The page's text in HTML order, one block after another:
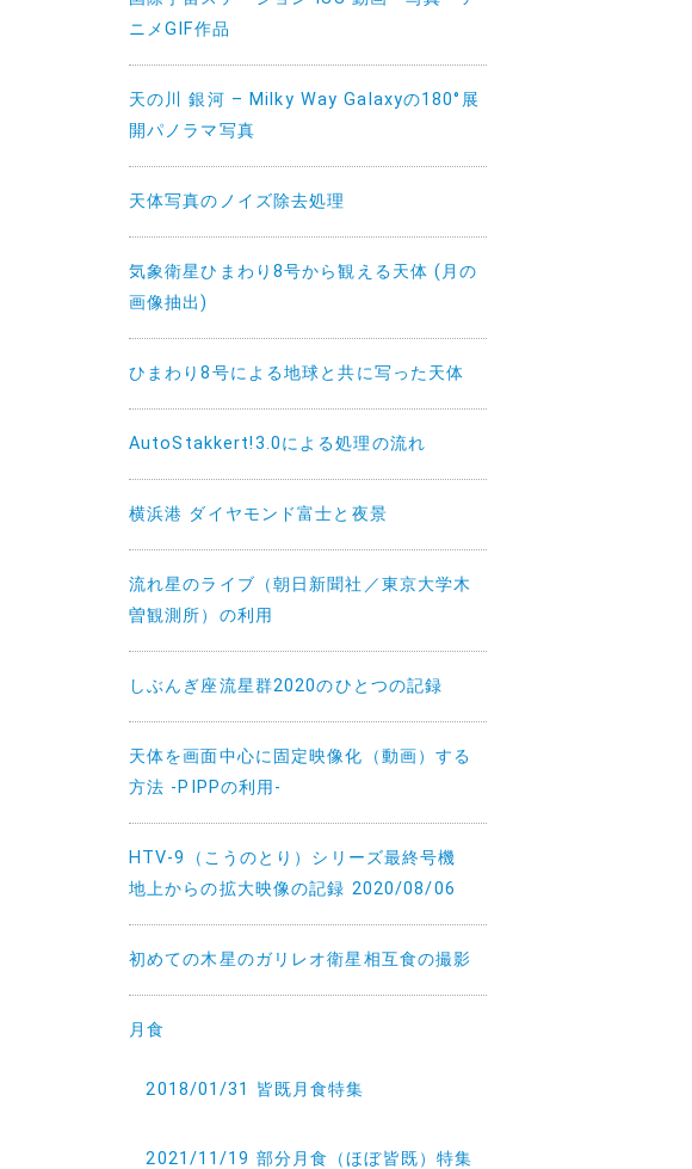
ニメGIF作品
天の川 銀河 – Milky Way Galaxyの180°展
開パノラマ写真
天体写真のノイズ除去処理
気象衛星ひまわり8号から観える天体 (月の
画像抽出)
ひまわり8号による地球と共に写った天体
AutoStakkert!3.0による処理の流れ
横浜港 ダイヤモンド富士と夜景
流れ星のライブ（朝日新聞社／東京大学木
曽観測所）の利用
しぶんぎ座流星群2020のひとつの記録
天体を画面中心に固定映像化（動画）する
方法 -PIPPの利用-
HTV-9（こうのとり）シリーズ最終号機
地上からの拡大映像の記録 2020/08/06
初めての木星のガリレオ衛星相互食の撮影
月食
2018/01/31 皆既月食特集
2021/11/19 部分月食（ほぼ皆既）特集